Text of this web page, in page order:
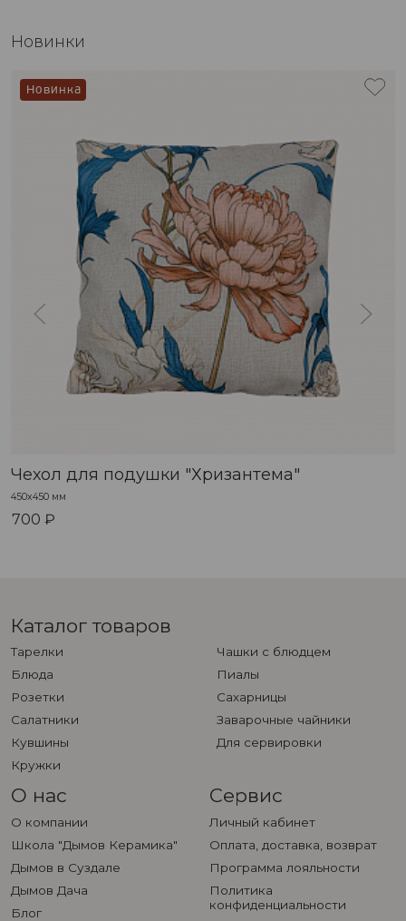
Новинки
Новинка
Чехол для подушки "Хризантема"
450х450 мм
700 ₽
Каталог товаров
Тарелки
Блюда
Розетки
Салатники
Кувшины
Кружки
Чашки с блюдцем
Пиалы
Сахарницы
Заварочные чайники
Для сервировки
О нас
О компании
Школа "Дымов Керамика"
Дымов в Суздале
Дымов Дача
Блог
Сервис
Личный кабинет
Оплата, доставка, возврат
Программа лояльности
Политика
конфиденциальности